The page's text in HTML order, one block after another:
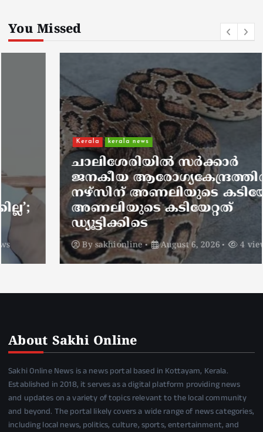
You Missed
kerala news
ചാലിശേരിയില്‍ സര്‍ക്കാര്‍
ജനകീയ ആരോഗ്യകേന്ദ്രത്തില്‍
നഴ്സിന് അണലിയുടെ കടിയേറ്റു;
അണലിയുടെ കടിയേറ്റത്
ഡ്യൂട്ടിക്കിടെ
sakhionline August 6, 2026 4 views
About Sakhi Online
Sakhi Online News is a news portal based in Kottayam, Kerala.
Established in 2018, it serves as a digital platform providing news
and updates on a variety of topics relevant to the local community
and beyond. The portal likely covers a wide range of news categories,
including local news, politics, culture, sports, entertainment, and